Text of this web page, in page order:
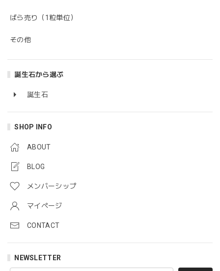
ばら売り（1粒単位）
その他
誕生石から選ぶ
誕生石
SHOP INFO
ABOUT
BLOG
メンバーシップ
マイページ
CONTACT
NEWSLETTER